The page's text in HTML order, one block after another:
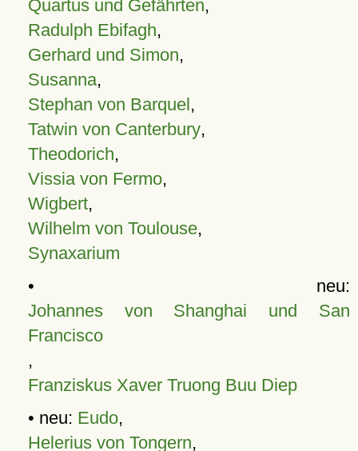
Quartus und Gefährten,
Radulph Ebifagh,
Gerhard und Simon,
Susanna,
Stephan von Barquel,
Tatwin von Canterbury,
Theodorich,
Vissia von Fermo,
Wigbert,
Wilhelm von Toulouse,
Synaxarium
• neu:
Johannes von Shanghai und San
Francisco
,
Franziskus Xaver Truong Buu Diep
• neu: Eudo,
Helerius von Tongern,